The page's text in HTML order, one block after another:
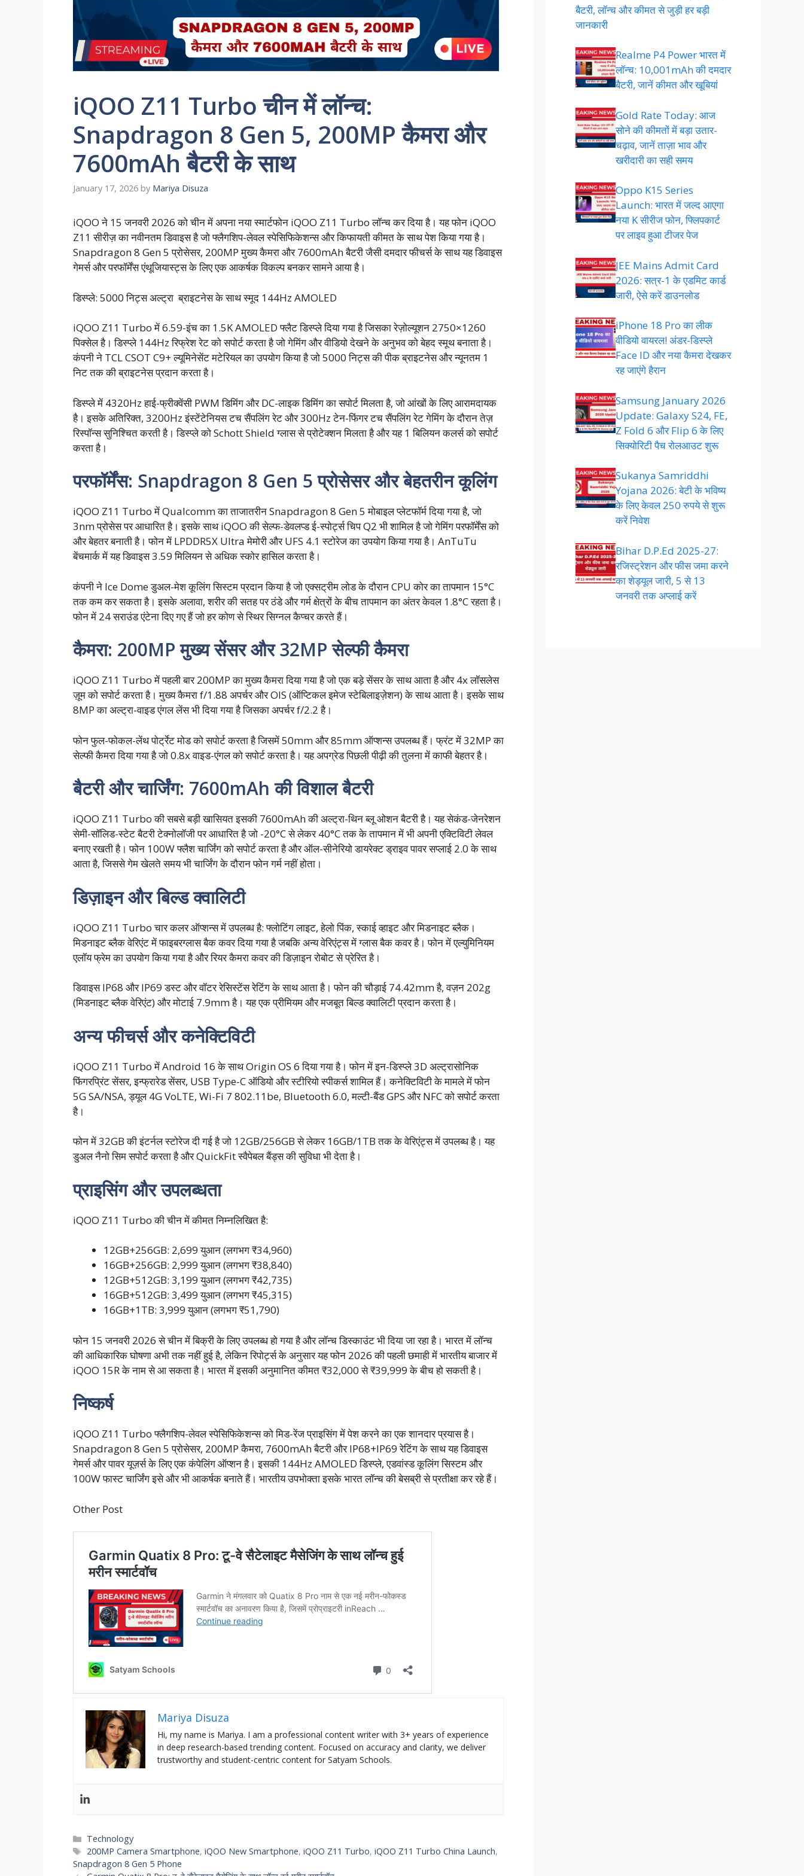
iQOO Z11 Turbo चीन में लॉन्च:
Snapdragon 8 Gen 5, 200MP कैमरा और
7600mAh बैटरी के साथ
January 17, 2026 by Mariya Disuza
iQOO ने 15 जनवरी 2026 को चीन में अपना नया स्मार्टफोन iQOO Z11 Turbo लॉन्च कर दिया है। यह फोन iQOO
Z11 सीरीज़ का नवीनतम डिवाइस है जो फ्लैगशिप-लेवल स्पेसिफिकेशन्स और किफायती कीमत के साथ पेश किया गया है।
Snapdragon 8 Gen 5 प्रोसेसर, 200MP मुख्य कैमरा और 7600mAh बैटरी जैसी दमदार फीचर्स के साथ यह डिवाइस
गेमर्स और परफॉर्मेंस एंथूजियास्ट्स के लिए एक आकर्षक विकल्प बनकर सामने आया है।
डिस्प्ले: 5000 निट्स अल्ट्रा ब्राइटनेस के साथ स्मूद 144Hz AMOLED
iQOO Z11 Turbo में 6.59-इंच का 1.5K AMOLED फ्लैट डिस्प्ले दिया गया है जिसका रेज़ोल्यूशन 2750×1260
पिक्सेल है। डिस्प्ले 144Hz रिफ्रेश रेट को सपोर्ट करता है जो गेमिंग और वीडियो देखने के अनुभव को बेहद स्मूथ बनाता है।
कंपनी ने TCL CSOT C9+ ल्यूमिनेसेंट मटेरियल का उपयोग किया है जो 5000 निट्स की पीक ब्राइटनेस और न्यूनतम 1
निट तक की ब्राइटनेस प्रदान करता है।
डिस्प्ले में 4320Hz हाई-फ्रीक्वेंसी PWM डिमिंग और DC-लाइक डिमिंग का सपोर्ट मिलता है, जो आंखों के लिए आरामदायक
है। इसके अतिरिक्त, 3200Hz इंस्टेंटेनियस टच सैंपलिंग रेट और 300Hz टेन-फिंगर टच सैंपलिंग रेट गेमिंग के दौरान तेज़
रिस्पॉन्स सुनिश्चित करती है। डिस्प्ले को Schott Shield ग्लास से प्रोटेक्शन मिलता है और यह 1 बिलियन कलर्स को सपोर्ट
करता है।
परफॉर्मेंस: Snapdragon 8 Gen 5 प्रोसेसर और बेहतरीन कूलिंग
iQOO Z11 Turbo में Qualcomm का ताजातरीन Snapdragon 8 Gen 5 मोबाइल प्लेटफॉर्म दिया गया है, जो
3nm प्रोसेस पर आधारित है। इसके साथ iQOO की सेल्फ-डेवलप्ड ई-स्पोर्ट्स चिप Q2 भी शामिल है जो गेमिंग परफॉर्मेंस को
और बेहतर बनाती है। फोन में LPDDR5X Ultra मेमोरी और UFS 4.1 स्टोरेज का उपयोग किया गया है। AnTuTu
बेंचमार्क में यह डिवाइस 3.59 मिलियन से अधिक स्कोर हासिल करता है।
कंपनी ने Ice Dome डुअल-मेश कूलिंग सिस्टम प्रदान किया है जो एक्सट्रीम लोड के दौरान CPU कोर का तापमान 15°C
तक कम कर सकता है। इसके अलावा, शरीर की सतह पर ठंडे और गर्म क्षेत्रों के बीच तापमान का अंतर केवल 1.8°C रहता है।
फोन में 24 सराउंड एंटेना दिए गए हैं जो हर कोण से स्थिर सिग्नल कैप्चर करते हैं।
कैमरा: 200MP मुख्य सेंसर और 32MP सेल्फी कैमरा
iQOO Z11 Turbo में पहली बार 200MP का मुख्य कैमरा दिया गया है जो एक बड़े सेंसर के साथ आता है और 4x लॉसलेस
ज़ूम को सपोर्ट करता है। मुख्य कैमरा f/1.88 अपर्चर और OIS (ऑप्टिकल इमेज स्टेबिलाइज़ेशन) के साथ आता है। इसके साथ
8MP का अल्ट्रा-वाइड एंगल लेंस भी दिया गया है जिसका अपर्चर f/2.2 है।
फोन फुल-फोकल-लेंथ पोर्ट्रेट मोड को सपोर्ट करता है जिसमें 50mm और 85mm ऑप्शन्स उपलब्ध हैं। फ्रंट में 32MP का
सेल्फी कैमरा दिया गया है जो 0.8x वाइड-एंगल को सपोर्ट करता है। यह अपग्रेड पिछली पीढ़ी की तुलना में काफी बेहतर है।
बैटरी और चार्जिंग: 7600mAh की विशाल बैटरी
iQOO Z11 Turbo की सबसे बड़ी खासियत इसकी 7600mAh की अल्ट्रा-थिन ब्लू ओशन बैटरी है। यह सेकंड-जेनरेशन
सेमी-सॉलिड-स्टेट बैटरी टेक्नोलॉजी पर आधारित है जो -20°C से लेकर 40°C तक के तापमान में भी अपनी एक्टिविटी लेवल
बनाए रखती है। फोन 100W फ्लैश चार्जिंग को सपोर्ट करता है और ऑल-सीनेरियो डायरेक्ट ड्राइव पावर सप्लाई 2.0 के साथ
आता है, जिससे गेम खेलते समय भी चार्जिंग के दौरान फोन गर्म नहीं होता।
डिज़ाइन और बिल्ड क्वालिटी
iQOO Z11 Turbo चार कलर ऑप्शन्स में उपलब्ध है: फ्लोटिंग लाइट, हेलो पिंक, स्काई व्हाइट और मिडनाइट ब्लैक।
मिडनाइट ब्लैक वेरिएंट में फाइबरग्लास बैक कवर दिया गया है जबकि अन्य वेरिएंट्स में ग्लास बैक कवर है। फोन में एल्युमिनियम
एलॉय फ्रेम का उपयोग किया गया है और रियर कैमरा कवर की डिज़ाइन रोबोट से प्रेरित है।
डिवाइस IP68 और IP69 डस्ट और वॉटर रेसिस्टेंस रेटिंग के साथ आता है। फोन की चौड़ाई 74.42mm है, वज़न 202g
(मिडनाइट ब्लैक वेरिएंट) और मोटाई 7.9mm है। यह एक प्रीमियम और मजबूत बिल्ड क्वालिटी प्रदान करता है।
अन्य फीचर्स और कनेक्टिविटी
iQOO Z11 Turbo में Android 16 के साथ Origin OS 6 दिया गया है। फोन में इन-डिस्प्ले 3D अल्ट्रासोनिक
फिंगरप्रिंट सेंसर, इन्फ्रारेड सेंसर, USB Type-C ऑडियो और स्टीरियो स्पीकर्स शामिल हैं। कनेक्टिविटी के मामले में फोन
5G SA/NSA, ड्यूल 4G VoLTE, Wi-Fi 7 802.11be, Bluetooth 6.0, मल्टी-बैंड GPS और NFC को सपोर्ट करता
है।
फोन में 32GB की इंटर्नल स्टोरेज दी गई है जो 12GB/256GB से लेकर 16GB/1TB तक के वेरिएंट्स में उपलब्ध है। यह
डुअल नैनो सिम सपोर्ट करता है और QuickFit स्वैपेबल बैंड्स की सुविधा भी देता है।
प्राइसिंग और उपलब्धता
iQOO Z11 Turbo की चीन में कीमत निम्नलिखित है:
12GB+256GB: 2,699 युआन (लगभग ₹34,960)
16GB+256GB: 2,999 युआन (लगभग ₹38,840)
12GB+512GB: 3,199 युआन (लगभग ₹42,735)
16GB+512GB: 3,499 युआन (लगभग ₹45,315)
16GB+1TB: 3,999 युआन (लगभग ₹51,790)
फोन 15 जनवरी 2026 से चीन में बिक्री के लिए उपलब्ध हो गया है और लॉन्च डिस्काउंट भी दिया जा रहा है। भारत में लॉन्च
की आधिकारिक घोषणा अभी तक नहीं हुई है, लेकिन रिपोर्ट्स के अनुसार यह फोन 2026 की पहली छमाही में भारतीय बाजार में
iQOO 15R के नाम से आ सकता है। भारत में इसकी अनुमानित कीमत ₹32,000 से ₹39,999 के बीच हो सकती है।
निष्कर्ष
iQOO Z11 Turbo फ्लैगशिप-लेवल स्पेसिफिकेशन्स को मिड-रेंज प्राइसिंग में पेश करने का एक शानदार प्रयास है।
Snapdragon 8 Gen 5 प्रोसेसर, 200MP कैमरा, 7600mAh बैटरी और IP68+IP69 रेटिंग के साथ यह डिवाइस
गेमर्स और पावर यूज़र्स के लिए एक कंपेलिंग ऑप्शन है। इसकी 144Hz AMOLED डिस्प्ले, एडवांस्ड कूलिंग सिस्टम और
100W फास्ट चार्जिंग इसे और भी आकर्षक बनाते हैं। भारतीय उपभोक्ता इसके भारत लॉन्च की बेसब्री से प्रतीक्षा कर रहे हैं।
Other Post
Mariya Disuza
Hi, my name is Mariya. I am a professional content writer with 3+ years of experience
in deep research-based trending content. Focused on accuracy and clarity, we deliver
trustworthy and student-centric content for Satyam Schools.
Categories
Technology
Tags
200MP Camera Smartphone,iQOO New Smartphone,iQOO Z11 Turbo,iQOO Z11 Turbo China Launch,
Snapdragon 8 Gen 5 Phone
बैटरी, लॉन्च और कीमत से जुड़ी हर बड़ी
जानकारी
Realme P4 Power भारत में
लॉन्च: 10,001mAh की दमदार
बैटरी, जानें कीमत और खूबियां
Gold Rate Today: आज
सोने की कीमतों में बड़ा उतार-
चढ़ाव, जानें ताज़ा भाव और
खरीदारी का सही समय
Oppo K15 Series
Launch: भारत में जल्द आएगा
नया K सीरीज फोन, फ्लिपकार्ट
पर लाइव हुआ टीजर पेज
JEE Mains Admit Card
2026: सत्र-1 के एडमिट कार्ड
जारी, ऐसे करें डाउनलोड
iPhone 18 Pro का लीक
वीडियो वायरल! अंडर-डिस्प्ले
Face ID और नया कैमरा देखकर
रह जाएंगे हैरान
Samsung January 2026
Update: Galaxy S24, FE,
Z Fold 6 और Flip 6 के लिए
सिक्योरिटी पैच रोलआउट शुरू
Sukanya Samriddhi
Yojana 2026: बेटी के भविष्य
के लिए केवल 250 रुपये से शुरू
करें निवेश
Bihar D.P.Ed 2025-27:
रजिस्ट्रेशन और फीस जमा करने
का शेड्यूल जारी, 5 से 13
जनवरी तक अप्लाई करें